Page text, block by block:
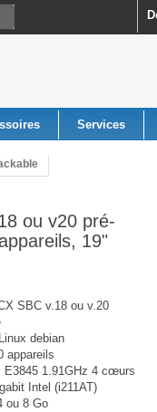
Services
ou v20 pré-
19"
SBC v.18 ou v.20
debian
appareils
E3845 1.91GHz 4 cœurs
Intel (i211AT)
ou 8 Go